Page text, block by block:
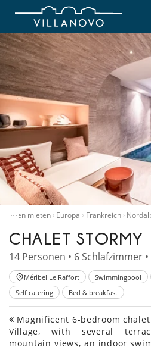
…
Villen mieten Europa Frankreich
CHALET STORMY
14 Personen • 6 Schlafzimmer
Méribel Le Raffort Swimmingpool
Self catering
Bed & breakfast
Magnificent 6-bedroom
Village, with several
mountain views, an indoor